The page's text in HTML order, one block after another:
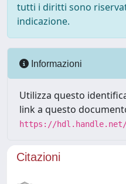
tutti i diritti sono
indicazione.
Informazioni
Utilizza questo
link a questo
https://hdl.handle.net/
Citazioni